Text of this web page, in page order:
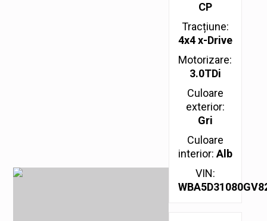
CP
Tracțiune:
4x4 x-Drive
Motorizare:
3.0TDi
Culoare
exterior:
Gri
Culoare
interior: Alb
VIN: